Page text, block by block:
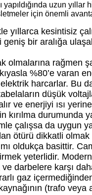
yapıldığında uzun
için önemli
yıllarca kesintisiz
bir aralığa
olmalarına rağmen
%80’e varan
harcarlar. Bu
düşük
ve enerjiyi ısı
kırılma
çalışsa da uygun
ötürü dikkatli olmak
oldukça basittir.
yeterlidir.
darbelere karşı
gaz
(trafo veya